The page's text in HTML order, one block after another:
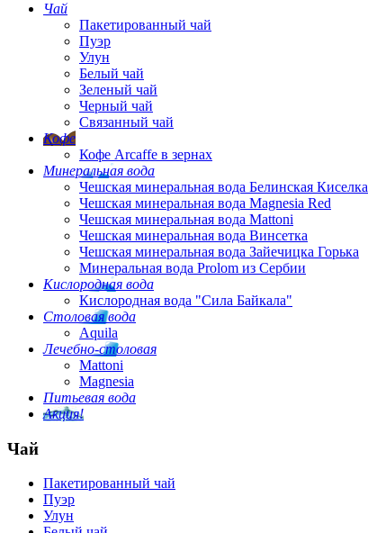
Чай
Пакетированный чай
Пуэр
Улун
Белый чай
Зеленый чай
Черный чай
Связанный чай
Кофе
Кофе Arcaffe в зернах
Минеральная вода
Чешская минеральная вода Белинская Киселка
Чешская минеральная вода Magnesia Red
Чешская минеральная вода Mattoni
Чешская минеральная вода Винсетка
Чешская минеральная вода Зайечицка Горька
Минеральная вода Prolom из Сербии
Кислородная вода
Кислородная вода "Сила Байкала"
Столовая вода
Aquila
Лечебно-столовая
Mattoni
Magnesia
Питьевая вода
Акция!
Чай
Пакетированный чай
Пуэр
Улун